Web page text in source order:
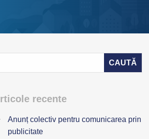
recente
Anunț colectiv pentru comunicarea prin
publicitate